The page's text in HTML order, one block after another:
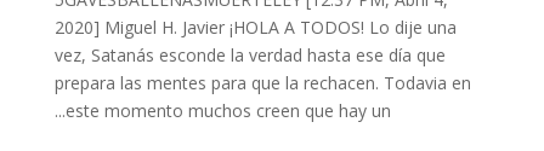
2020] Miguel H. Javier ¡HOLA A TODOS! Lo dije una
vez, Satanás esconde la verdad hasta ese día que
prepara las mentes para que la rechacen. Todavia en
este momento muchos creen que hay un...